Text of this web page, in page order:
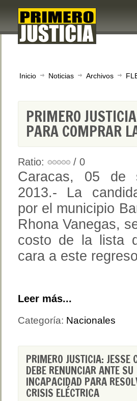
Inicio Noticias Archivos
PRIMERO
PARA COMPRAR
Ratio: / 0
Caracas, 05 de
2013.- La
por el municipio
Rhona Vanegas,
costo de la lista
cara a este
Leer más...
Categoría: Nacionales
PRIMERO JUSTICIA: JESSE
DEBE RENUNCIAR ANTE SU
INCAPACIDAD PARA
CRISIS ELÉCTRICA